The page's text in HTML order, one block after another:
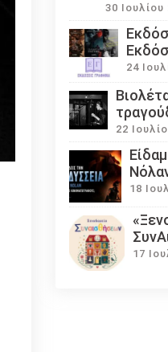
30 Ιουλίου
24
22
18
17